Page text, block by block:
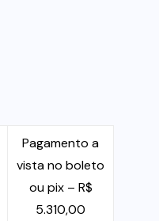
Pagamento a
vista no boleto
ou pix – R$
5.310,00